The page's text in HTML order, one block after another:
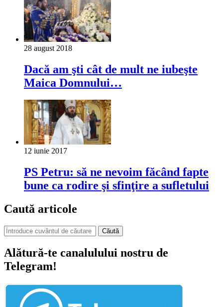
28 august 2018
Dacă am şti cât de mult ne iubeşte
Maica Domnului…
12 iunie 2017
PS Petru: să ne nevoim făcând fapte
bune ca rodire şi sfinţire a sufletului
Caută articole
Căută
Alătură-te canalulului nostru de
Telegram!